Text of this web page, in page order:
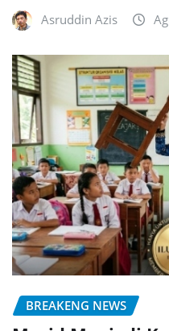
Asruddin Azis
BREAKENG NEWS